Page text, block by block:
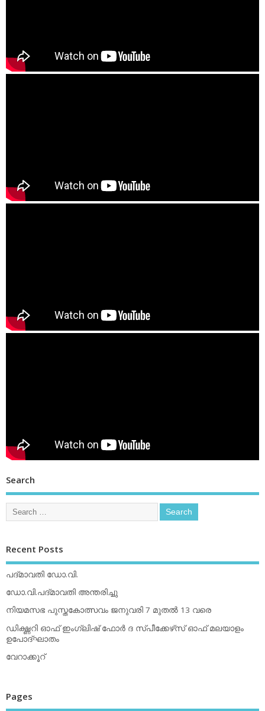
Search
Recent Posts
പദ്മാവതി ഡോ.വി.
ഡോ.വി.പദ്മാവതി അന്തരിച്ചു
നിയമസഭ പുസ്തകോത്സവം ജനുവരി 7 മുതല്‍ 13 വരെ
ഡിക്ഷ്ണറി ഓഫ് ഇംഗ്ലിഷ് ഫോര്‍ ദ സ്പീക്കേഴ്‌സ് ഓഫ് മലയാളം
ഉപോദ്ഘാതം
വേറാക്കൂറ്
Pages